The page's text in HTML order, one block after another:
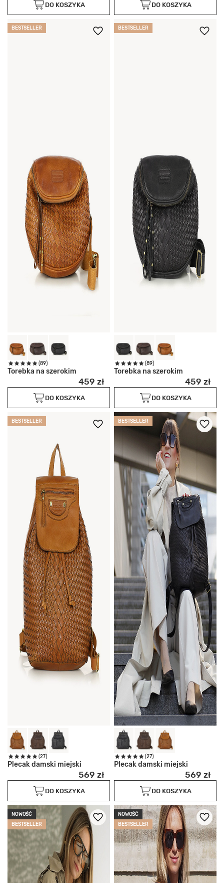
DO KOSZYKA DO KOSZYKA
BESTSELLER
(89)
Torebka na szerokim
459 zł
DO KOSZYKA
BESTSELLER
(89)
Torebka na szerokim
459 zł
DO KOSZYKA
BESTSELLER
(27)
Plecak damski miejski
569 zł
DO KOSZYKA
BESTSELLER
(27)
Plecak damski miejski
569 zł
DO KOSZYKA
NOWOŚĆ
BESTSELLER
NOWOŚĆ
BESTSELLER